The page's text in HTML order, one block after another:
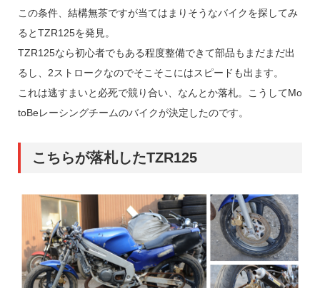
この条件、結構無茶ですが当てはまりそうなバイクを探してみ
るとTZR125を発見。
TZR125なら初心者でもある程度整備できて部品もまだまだ出
るし、2ストロークなのでそこそこにはスピードも出ます。
これは逃すまいと必死で競り合い、なんとか落札。こうしてMo
toBeレーシングチームのバイクが決定したのです。
こちらが落札したTZR125